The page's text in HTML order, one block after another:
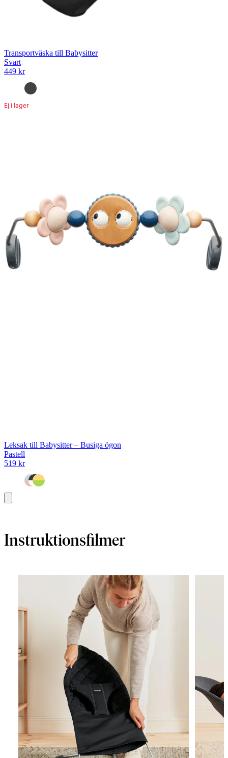
Transportväska till Babysitter
Svart
449 kr
Ej i lager
Leksak till Babysitter – Busiga ögon
Pastell
519 kr
i
Instruktionsfilmer